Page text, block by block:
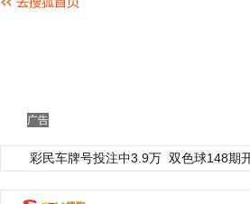
广告
彩民车牌号投注中3.9万 双色球148期